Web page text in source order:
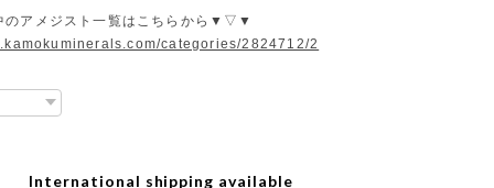
アメジスト一覧はこちらから▼▽▼
categories/2824712/2
International shipping available